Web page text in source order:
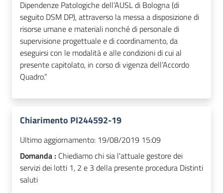
Dipendenze Patologiche dell’AUSL di Bologna (di
seguito DSM DP), attraverso la messa a disposizione di
risorse umane e materiali nonché di personale di
supervisione progettuale e di coordinamento, da
eseguirsi con le modalità e alle condizioni di cui al
presente capitolato, in corso di vigenza dell’Accordo
Quadro.”
Chiarimento PI244592-19
Ultimo aggiornamento: 19/08/2019 15:09
Domanda : Chiediamo chi sia l'attuale gestore dei
servizi dei lotti 1, 2 e 3 della presente procedura Distinti
saluti